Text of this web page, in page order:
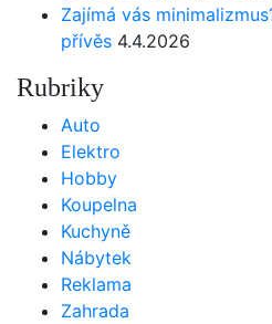
Zajímá vás
přívěs 4.4.2026
Rubriky
Auto
Elektro
Hobby
Koupelna
Kuchyně
Nábytek
Reklama
Zahrada